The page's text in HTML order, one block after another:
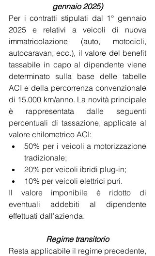
gennaio 2025)
Per i contratti stipulati dal 1° gennaio
2025 e relativi a veicoli di nuova
immatricolazione (auto, motocicli,
autocaravan, ecc.), il valore del benefit
tassabile in capo al dipendente viene
determinato sulla base delle tabelle
ACI e della percorrenza convenzionale
di 15.000 km/anno. La novità principale
è rappresentata dalle seguenti
percentuali di tassazione, applicate al
valore chilometrico ACI:
50% per i veicoli a motorizzazione
tradizionale;
20% per veicoli ibridi plug-in;
10% per veicoli elettrici puri.
Il valore imponibile è ridotto di
eventuali addebiti al dipendente
effettuati dall’azienda.
Regime transitorio
Resta applicabile il regime precedente,